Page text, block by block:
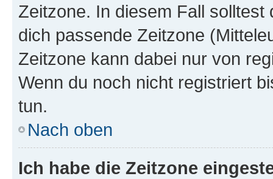
Zeitzone. In diesem Fall solltest
dich passende Zeitzone
Zeitzone kann dabei nur von
Wenn du noch nicht registriert
tun.
Nach oben
Ich habe die Zeitzone